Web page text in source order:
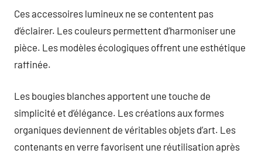
Ces accessoires lumineux ne se contentent pas
d’éclairer. Les couleurs permettent d’harmoniser une
pièce. Les modèles écologiques offrent une esthétique
raffinée.
Les bougies blanches apportent une touche de
simplicité et d’élégance. Les créations aux formes
organiques deviennent de véritables objets d’art. Les
contenants en verre favorisent une réutilisation après